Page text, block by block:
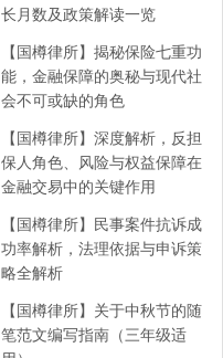
长月数及政策解读一览
【国樽律所】揭秘保险七重功
能，金融保障的奥秘与现代社
会不可或缺的角色
【国樽律所】深度解析，反担
保人角色、风险与权益保障在
金融交易中的关键作用
【国樽律所】民事案件抗诉成
功率解析，法理依据与申诉策
略全解析
【国樽律所】关于中秋节的随
笔范文编写指南（三年级适